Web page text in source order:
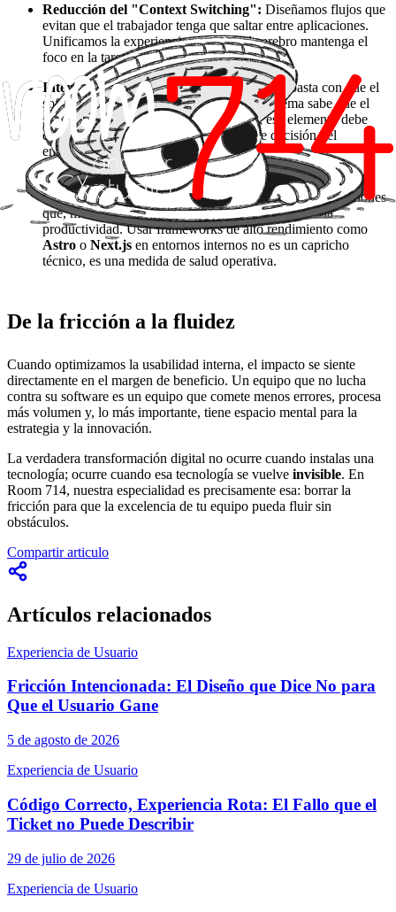
Reducción del "Context Switching": Diseñamos flujos que
evitan que el trabajador tenga que saltar entre aplicaciones.
Unificamos la experiencia para que el cerebro mantenga el
foco en la tarea, no en la herramienta.
Interfaces Predictivas y Anticipación:No basta con que el
software responda; debe anticipar. Si el sistema sabe que el
siguiente paso lógico es una validación, ese elemento debe
estar ya presente, eliminando la carga de decisión del
empleado.
Rendimiento como factor de salud mental:Una interfaz
que tarda 3 segundos en responder genera micro-frustraciones
que, multiplicadas por cien veces al día, destrozan la
productividad. Usar frameworks de alto rendimiento como
Astro o Next.js en entornos internos no es un capricho
técnico, es una medida de salud operativa.
De la fricción a la fluidez
Cuando optimizamos la usabilidad interna, el impacto se siente
directamente en el margen de beneficio. Un equipo que no lucha
contra su software es un equipo que comete menos errores, procesa
más volumen y, lo más importante, tiene espacio mental para la
estrategia y la innovación.
La verdadera transformación digital no ocurre cuando instalas una
tecnología; ocurre cuando esa tecnología se vuelve invisible. En
Room 714, nuestra especialidad es precisamente esa: borrar la
fricción para que la excelencia de tu equipo pueda fluir sin
obstáculos.
Compartir articulo
Artículos relacionados
Experiencia de Usuario
Fricción Intencionada: El Diseño que Dice No para
Que el Usuario Gane
5 de agosto de 2026
Experiencia de Usuario
Código Correcto, Experiencia Rota: El Fallo que el
Ticket no Puede Describir
29 de julio de 2026
Experiencia de Usuario